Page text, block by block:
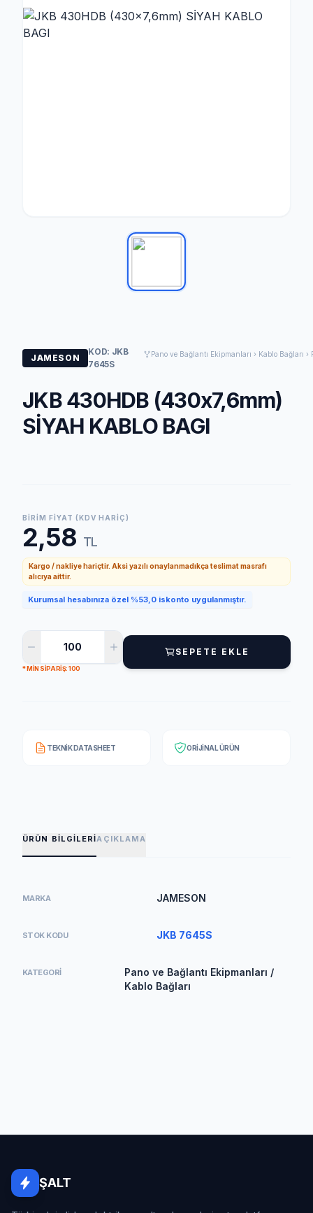
JAMESON
KOD: JKB
7645S
Pano ve Bağlantı Ekipmanları › Kablo Bağları ›
JKB 430HDB (430x7,6mm)
SİYAH KABLO BAGI
BIRIM FIYAT (KDV HARIÇ)
2,58 TL
Kargo / nakliye hariçtir. Aksi yazılı onaylanmadıkça teslimat masrafı
alıcıya aittir.
Kurumsal hesabınıza özel %53,0 iskonto uygulanmıştır.
* MIN SIPARIŞ: 100
SEPETE EKLE
TEKNIK DATASHEET ORIJINAL ÜRÜN
ÜRÜN BILGILERIAÇIKLAMA
MARKA JAMESON
STOK KODU JKB 7645S
KATEGORI
Pano ve Bağlantı Ekipmanları /
Kablo Bağları
ŞALT